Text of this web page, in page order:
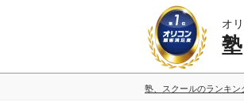
オ
塾、スクールのランキン